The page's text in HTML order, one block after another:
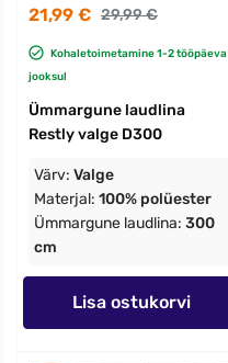
21,99 € 29,99 €
Kohaletoimetamine 1-2 tööpäeva
jooksul
Ümmargune laudlina
Restly valge D300
Värv: Valge
Materjal: 100% polüester
Ümmargune laudlina: 300
cm
Lisa ostukorvi